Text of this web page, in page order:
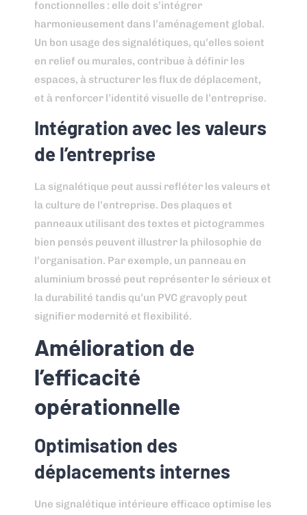
fonctionnelles : elle doit s’intégrer
harmonieusement dans l’aménagement global.
Un bon usage des signalétiques, qu’elles soient
en relief ou murales, contribue à définir les
espaces, à structurer les flux de déplacement,
et à renforcer l’identité visuelle de l’entreprise.
Intégration avec les valeurs
de l’entreprise
La signalétique peut aussi refléter les valeurs et
la culture de l’entreprise. Des plaques et
panneaux utilisant des textes et pictogrammes
bien pensés peuvent illustrer la philosophie de
l’organisation. Par exemple, un panneau en
aluminium brossé peut représenter le sérieux et
la durabilité tandis qu’un PVC gravoply peut
signifier modernité et flexibilité.
Amélioration de
l’efficacité
opérationnelle
Optimisation des
déplacements internes
Une signalétique intérieure efficace optimise les